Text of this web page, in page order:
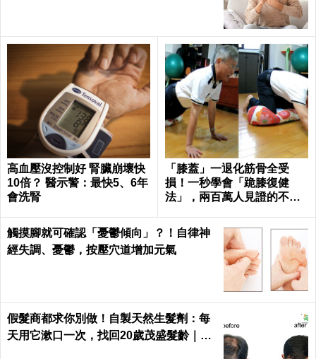
高血壓沒控制好 腎臟崩壞快
10倍？ 醫示警：最快5、6年
會洗腎
「膝蓋」一退化筋骨全受
損！一秒學會「跪膝復健
法」，兩百萬人見證的不老
觸摸腳就可確認「憂鬱傾向」？！自律神
經失調、憂鬱，按壓穴道增加元氣
假髮商都求你別做！自製天然生髮劑：每
天用它漱口一次，找回20歲茂盛髮齡｜每